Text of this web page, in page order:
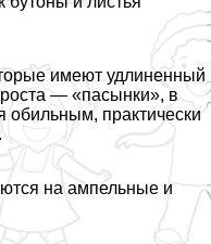
имеют удлиненный
— «пасынки», в
обильным, пpaктически
на ампельные и